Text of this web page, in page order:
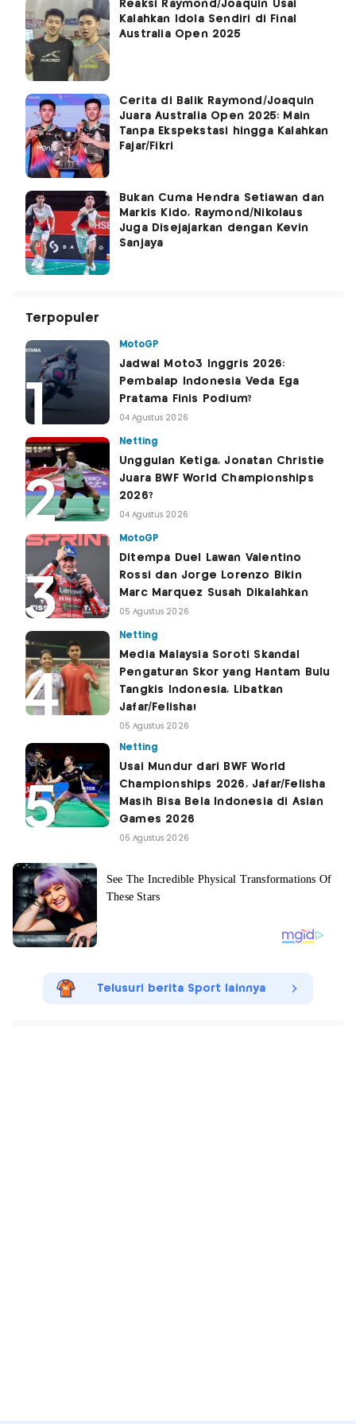
Reaksi Raymond/Joaquin Usai
Kalahkan Idola Sendiri di Final
Australia Open 2025
Cerita di Balik Raymond/Joaquin
Juara Australia Open 2025: Main
Tanpa Ekspekstasi hingga Kalahkan
Fajar/Fikri
Bukan Cuma Hendra Setiawan dan
Markis Kido, Raymond/Nikolaus
Juga Disejajarkan dengan Kevin
Sanjaya
Terpopuler
MotoGP
Jadwal Moto3 Inggris 2026:
Pembalap Indonesia Veda Ega
Pratama Finis Podium?
04 Agustus 2026
Netting
Unggulan Ketiga, Jonatan Christie
Juara BWF World Championships
2026?
04 Agustus 2026
MotoGP
Ditempa Duel Lawan Valentino
Rossi dan Jorge Lorenzo Bikin
Marc Marquez Susah Dikalahkan
05 Agustus 2026
Netting
Media Malaysia Soroti Skandal
Pengaturan Skor yang Hantam Bulu
Tangkis Indonesia, Libatkan
Jafar/Felisha!
05 Agustus 2026
Netting
Usai Mundur dari BWF World
Championships 2026, Jafar/Felisha
Masih Bisa Bela Indonesia di Asian
Games 2026
05 Agustus 2026
Telusuri berita Sport lainnya